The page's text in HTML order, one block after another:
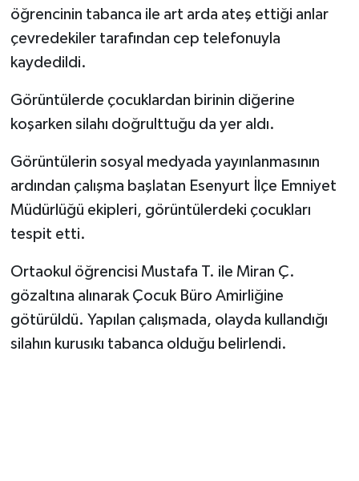
öğrencinin tabanca ile art arda ateş ettiği anlar
çevredekiler tarafından cep telefonuyla
kaydedildi.
Görüntülerde çocuklardan birinin diğerine
koşarken silahı doğrulttuğu da yer aldı.
Görüntülerin sosyal medyada yayınlanmasının
ardından çalışma başlatan Esenyurt İlçe Emniyet
Müdürlüğü ekipleri, görüntülerdeki çocukları
tespit etti.
Ortaokul öğrencisi Mustafa T. ile Miran Ç.
gözaltına alınarak Çocuk Büro Amirliğine
götürüldü. Yapılan çalışmada, olayda kullandığı
silahın kurusıkı tabanca olduğu belirlendi.